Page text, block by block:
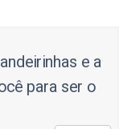
e a
para ser o